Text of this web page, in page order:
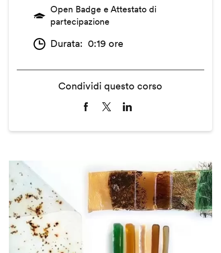
Open Badge e Attestato di
partecipazione
Durata 0:19 ore
Condividi questo corso